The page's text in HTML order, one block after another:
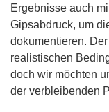
Ergebnisse auch
Gipsabdruck, um
dokumentieren.
realistischen
doch wir möchten
der verbleibenden